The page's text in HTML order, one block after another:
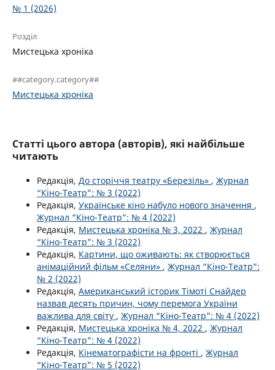
№ 1 (2026)
Розділ
Мистецька хроніка
##category.category##
Мистецька хроніка
Статті цього автора (авторів), які найбільше
читають
Редакція, До сторіччя театру «Березіль» , Журнал
“Кіно-Театр”: № 3 (2022)
Редакція, Українське кіно набуло нового значення ,
Журнал “Кіно-Театр”: № 4 (2022)
Редакція, Мистецька хроніка № 3, 2022 , Журнал
“Кіно-Театр”: № 3 (2022)
Редакція, Картини, що оживають: як створюється
анімаційний фільм «Селяни» , Журнал “Кіно-Театр”:
№ 2 (2022)
Редакція, Американський історик Тімоті Снайдер
назвав десять причин, чому перемога України
важлива для світу , Журнал “Кіно-Театр”: № 4 (2022)
Редакція, Мистецька хроніка № 4, 2022 , Журнал
“Кіно-Театр”: № 4 (2022)
Редакція, Кінематографісти на фронті , Журнал
“Кіно-Театр”: № 5 (2022)